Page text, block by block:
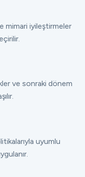
mimari iyileştirmeler
ve sonraki dönem
uyumlu